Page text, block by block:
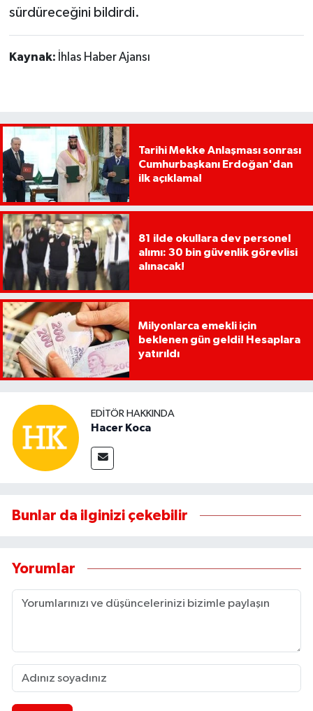
sürdüreceğini bildirdi.
Kaynak: İhlas Haber Ajansı
Tarihi Mekke Anlaşması sonrası
Cumhurbaşkanı Erdoğan'dan
ilk açıklama!
81 ilde okullara dev personel
alımı: 30 bin güvenlik görevlisi
alınacak!
Milyonlarca emekli için
beklenen gün geldi! Hesaplara
yatırıldı
EDITÖR HAKKINDA
Hacer Koca
Bunlar da ilginizi çekebilir
Yorumlar